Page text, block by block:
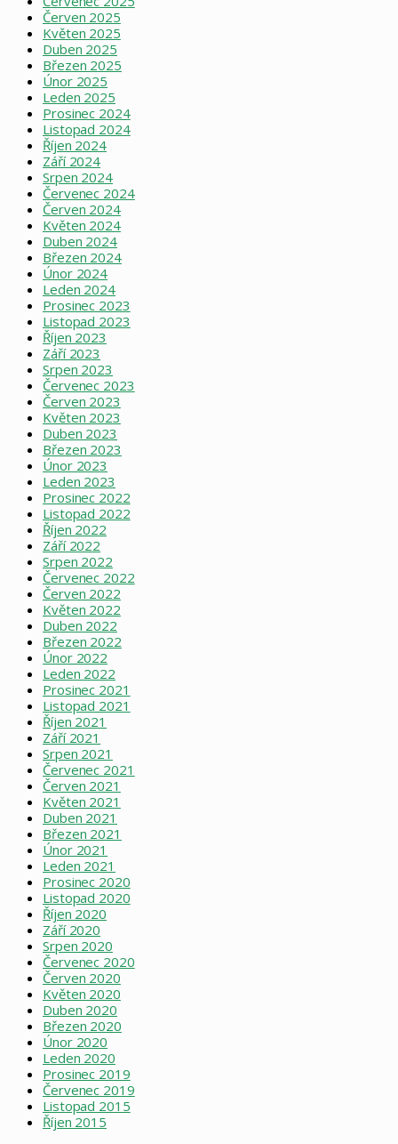
Červen 2025
Květen 2025
Duben 2025
Březen 2025
Únor 2025
Leden 2025
Prosinec 2024
Listopad 2024
Říjen 2024
Září 2024
Srpen 2024
Červenec 2024
Červen 2024
Květen 2024
Duben 2024
Březen 2024
Únor 2024
Leden 2024
Prosinec 2023
Listopad 2023
Říjen 2023
Září 2023
Srpen 2023
Červenec 2023
Červen 2023
Květen 2023
Duben 2023
Březen 2023
Únor 2023
Leden 2023
Prosinec 2022
Listopad 2022
Říjen 2022
Září 2022
Srpen 2022
Červenec 2022
Červen 2022
Květen 2022
Duben 2022
Březen 2022
Únor 2022
Leden 2022
Prosinec 2021
Listopad 2021
Říjen 2021
Září 2021
Srpen 2021
Červenec 2021
Červen 2021
Květen 2021
Duben 2021
Březen 2021
Únor 2021
Leden 2021
Prosinec 2020
Listopad 2020
Říjen 2020
Září 2020
Srpen 2020
Červenec 2020
Červen 2020
Květen 2020
Duben 2020
Březen 2020
Únor 2020
Leden 2020
Prosinec 2019
Červenec 2019
Listopad 2015
Říjen 2015